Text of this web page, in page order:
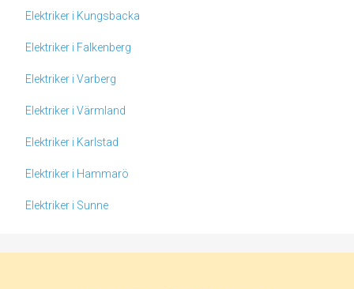
Elektriker i Kungsbacka
Elektriker i Falkenberg
Elektriker i Varberg
Elektriker i Värmland
Elektriker i Karlstad
Elektriker i Hammarö
Elektriker i Sunne